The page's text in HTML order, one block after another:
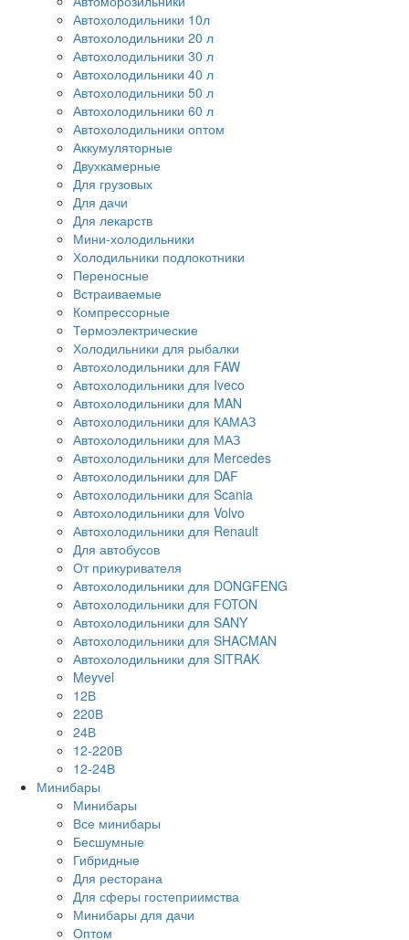
Автохолодильники 10л
Автохолодильники 20 л
Автохолодильники 30 л
Автохолодильники 40 л
Автохолодильники 50 л
Автохолодильники 60 л
Автохолодильники оптом
Аккумуляторные
Двухкамерные
Для грузовых
Для дачи
Для лекарств
Мини-холодильники
Холодильники подлокотники
Переносные
Встраиваемые
Компрессорные
Термоэлектрические
Холодильники для рыбалки
Автохолодильники для FAW
Автохолодильники для Iveco
Автохолодильники для MAN
Автохолодильники для КАМАЗ
Автохолодильники для МАЗ
Автохолодильники для Mercedes
Автохолодильники для DAF
Автохолодильники для Scania
Автохолодильники для Volvo
Автохолодильники для Renault
Для автобусов
От прикуривателя
Автохолодильники для DONGFENG
Автохолодильники для FOTON
Автохолодильники для SANY
Автохолодильники для SHACMAN
Автохолодильники для SITRAK
Meyvel
12В
220В
24В
12-220В
12-24В
Минибары
Минибары
Все минибары
Бесшумные
Гибридные
Для ресторана
Для сферы гостеприимства
Минибары для дачи
Оптом